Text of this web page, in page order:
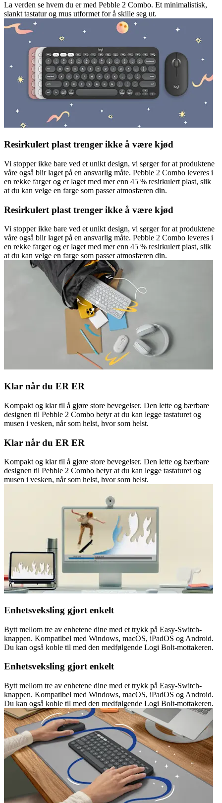
La verden se hvem du er med Pebble 2 Combo. Et minimalistisk,
slankt tastatur og mus utformet for å skille seg ut.
Resirkulert plast trenger ikke å være kjød
Vi stopper ikke bare ved et unikt design, vi sørger for at produktene
våre også blir laget på en ansvarlig måte. Pebble 2 Combo leveres i
en rekke farger og er laget med mer enn 45 % resirkulert plast, slik
at du kan velge en farge som passer atmosfæren din.
Resirkulert plast trenger ikke å være kjød
Vi stopper ikke bare ved et unikt design, vi sørger for at produktene
våre også blir laget på en ansvarlig måte. Pebble 2 Combo leveres i
en rekke farger og er laget med mer enn 45 % resirkulert plast, slik
at du kan velge en farge som passer atmosfæren din.
Klar når du ER ER
Kompakt og klar til å gjøre store bevegelser. Den lette og bærbare
designen til Pebble 2 Combo betyr at du kan legge tastaturet og
musen i vesken, når som helst, hvor som helst.
Klar når du ER ER
Kompakt og klar til å gjøre store bevegelser. Den lette og bærbare
designen til Pebble 2 Combo betyr at du kan legge tastaturet og
musen i vesken, når som helst, hvor som helst.
Enhetsveksling gjort enkelt
Bytt mellom tre av enhetene dine med et trykk på Easy-Switch-
knappen. Kompatibel med Windows, macOS, iPadOS og Android.
Du kan også koble til med den medfølgende Logi Bolt-mottakeren.
Enhetsveksling gjort enkelt
Bytt mellom tre av enhetene dine med et trykk på Easy-Switch-
knappen. Kompatibel med Windows, macOS, iPadOS og Android.
Du kan også koble til med den medfølgende Logi Bolt-mottakeren.